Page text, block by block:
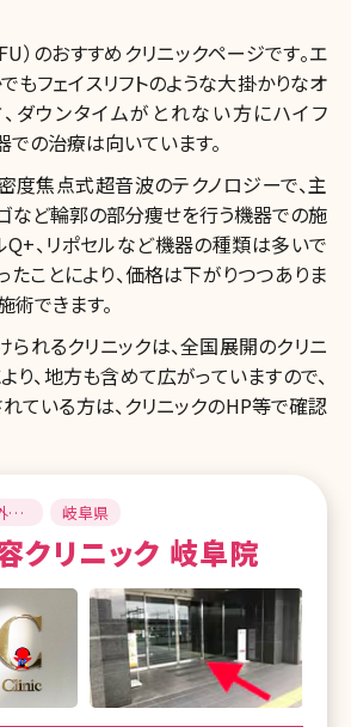
）のおすすめクリニックページです。エ
もフェイスリフトのような大掛かりなオ
ダウンタイムがとれない方にハイフ
での治療は向いています。
度焦点式超音波のテクノロジーで、主
など輪郭の部分痩せを行う機器での施
Q+、リポセルなど機器の種類は多いで
たことにより、価格は下がりつつありま
術できます。
られるクリニックは、全国展開のクリニ
り、地方も含めて広がっていますので、
ている方は、クリニックのHP等で確認
岐阜県
クリニック 岐阜院